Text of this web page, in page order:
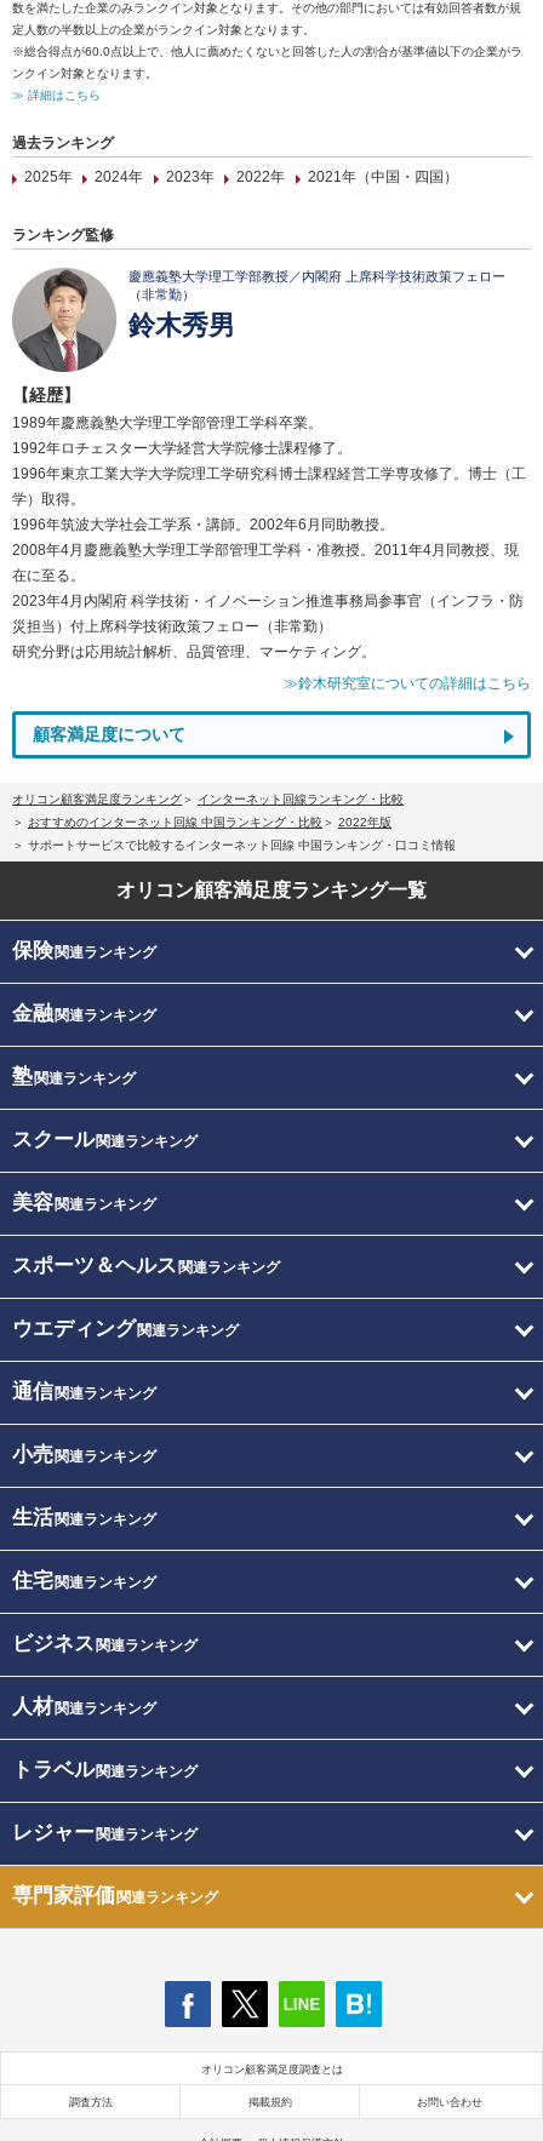
数を満たした企業のみランクイン対象となります。その他の部門においては有効回答者数が規
定人数の半数以上の企業がランクイン対象となります。
※総合得点が60.0点以上で、他人に薦めたくないと回答した人の割合が基準値以下の企業がラ
ンクイン対象となります。
≫ 詳細はこちら
過去ランキング
2025年
2024年 2023年 2022年 2021年（中国・四国）
ランキング監修
慶應義塾大学理工学部教授／内閣府 上席科学技術政策フェロー
（非常勤）
鈴木秀男
【経歴】
1989年慶應義塾大学理工学部管理工学科卒業。
1992年ロチェスター大学経営大学院修士課程修了。
1996年東京工業大学大学院理工学研究科博士課程経営工学専攻修了。博士（工
学）取得。
1996年筑波大学社会工学系・講師。2002年6月同助教授。
2008年4月慶應義塾大学理工学部管理工学科・准教授。2011年4月同教授、現
在に至る。
2023年4月内閣府 科学技術・イノベーション推進事務局参事官（インフラ・防
災担当）付上席科学技術政策フェロー（非常勤）
研究分野は応用統計解析、品質管理、マーケティング。
≫鈴木研究室についての詳細はこちら
顧客満足度について
オリコン顧客満足度ランキング
インターネット回線ランキング・比較
おすすめのインターネット回線 中国ランキング・比較
2022年版
サポートサービスで比較するインターネット回線 中国ランキング・口コミ情報
オリコン顧客満足度ランキング一覧
保険関連ランキング
金融関連ランキング
塾関連ランキング
スクール関連ランキング
美容関連ランキング
スポーツ＆ヘルス 関連ランキング
ウエディング関連ランキング
通信関連ランキング
小売関連ランキング
生活関連ランキング
住宅関連ランキング
ビジネス 関連ランキング
人材関連ランキング
トラベル関連ランキング
レジャー関連ランキング
専門家評価関連ランキング
オリコン顧客満足度調査とは
調査方法 掲載規約 お問い合わせ